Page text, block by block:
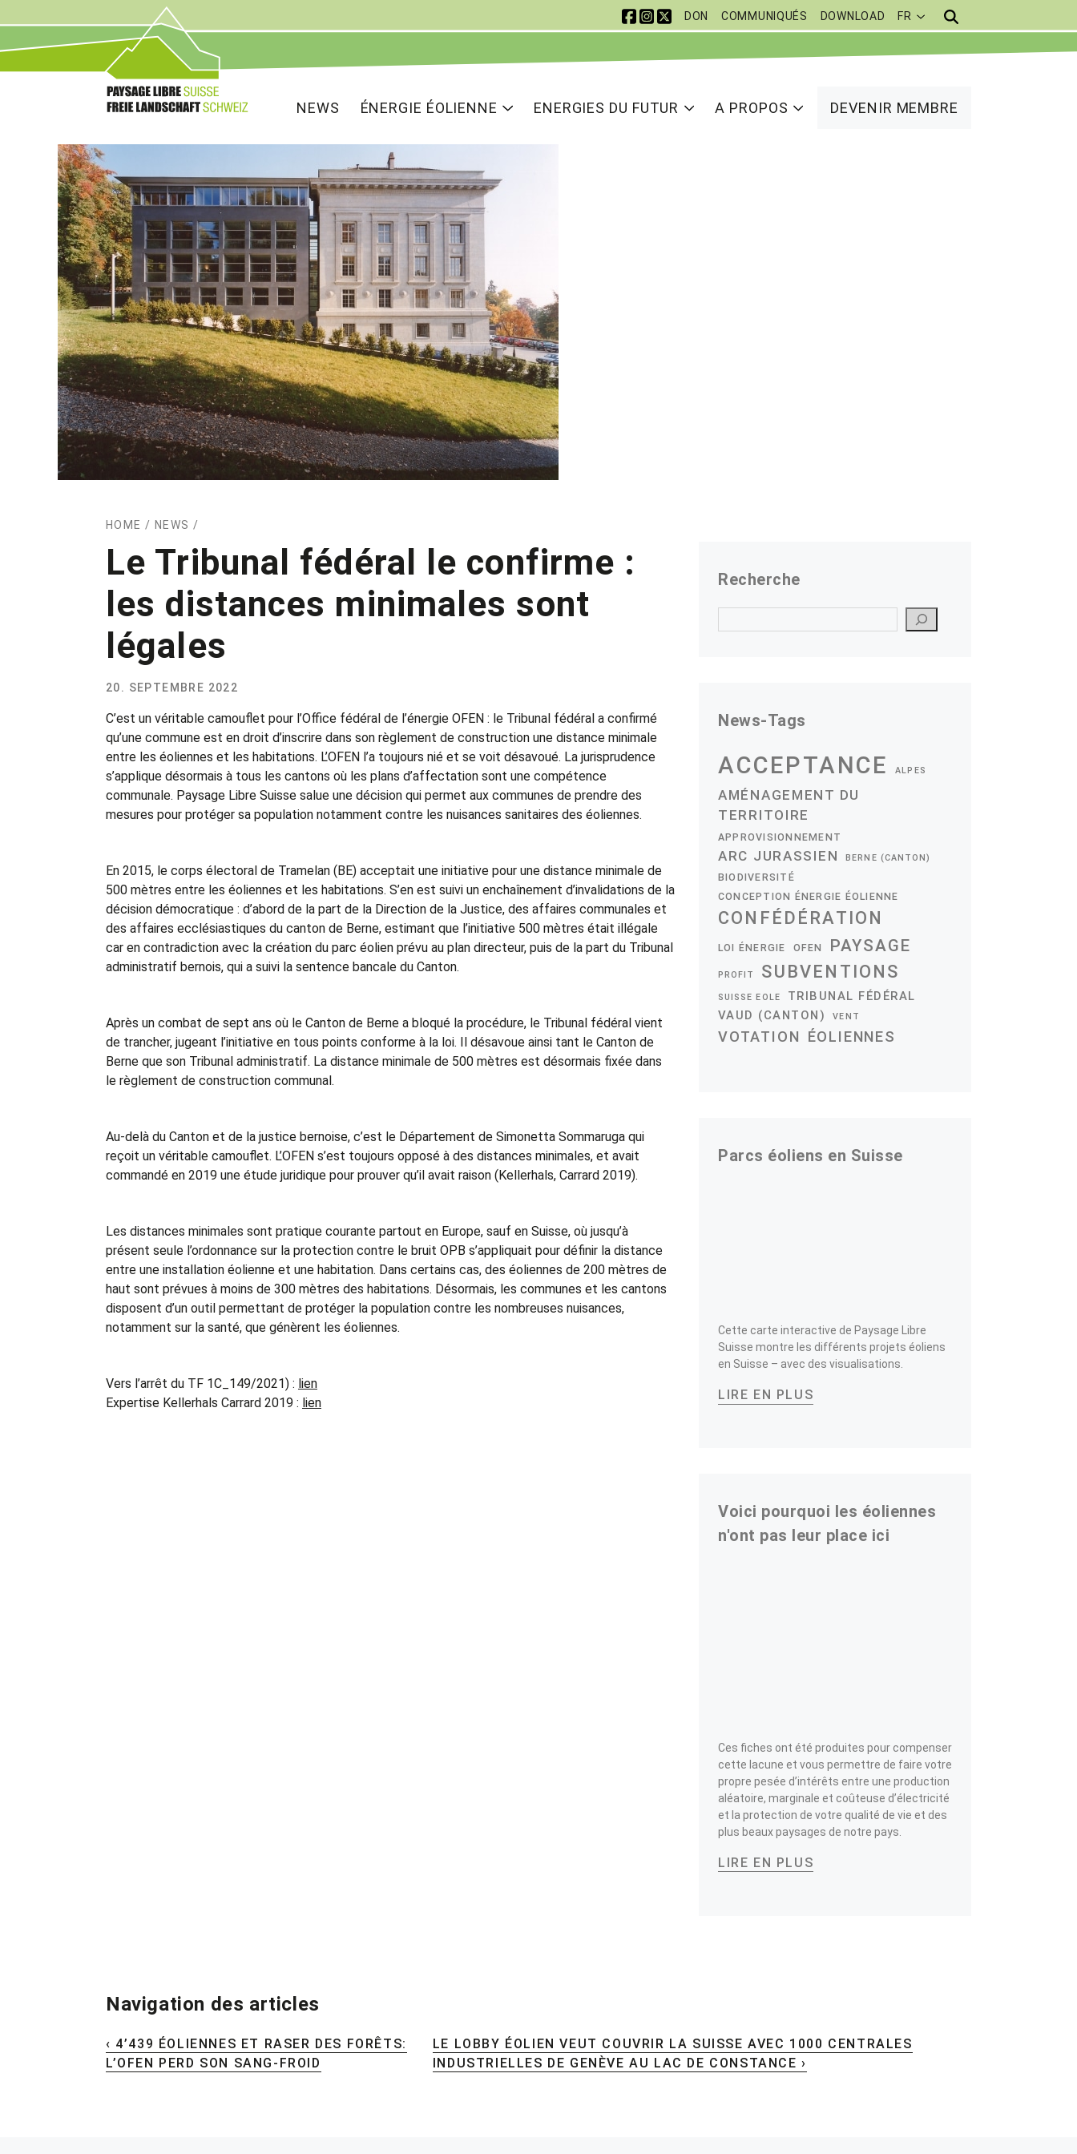
Service Navigation DON COMMUNIQUÉS DOWNLOAD FR
NEWS ÉNERGIE ÉOLIENNE ENERGIES DU FUTUR A PROPOS DEVENIR MEMBRE
HOME / NEWS /
Le Tribunal fédéral le confirme :
les distances minimales sont
légales
20. SEPTEMBRE 2022
C’est un véritable camouflet pour l’Office fédéral de l’énergie OFEN : le Tribunal fédéral a confirmé
qu’une commune est en droit d’inscrire dans son règlement de construction une distance minimale
entre les éoliennes et les habitations. L’OFEN l’a toujours nié et se voit désavoué. La jurisprudence
s’applique désormais à tous les cantons où les plans d’affectation sont une compétence
communale. Paysage Libre Suisse salue une décision qui permet aux communes de prendre des
mesures pour protéger sa population notamment contre les nuisances sanitaires des éoliennes.
En 2015, le corps électoral de Tramelan (BE) acceptait une initiative pour une distance minimale de
500 mètres entre les éoliennes et les habitations. S’en est suivi un enchaînement d’invalidations de la
décision démocratique : d’abord de la part de la Direction de la Justice, des affaires communales et
des affaires ecclésiastiques du canton de Berne, estimant que l’initiative 500 mètres était illégale
car en contradiction avec la création du parc éolien prévu au plan directeur, puis de la part du Tribunal
administratif bernois, qui a suivi la sentence bancale du Canton.
Après un combat de sept ans où le Canton de Berne a bloqué la procédure, le Tribunal fédéral vient
de trancher, jugeant l’initiative en tous points conforme à la loi. Il désavoue ainsi tant le Canton de
Berne que son Tribunal administratif. La distance minimale de 500 mètres est désormais fixée dans
le règlement de construction communal.
Au-delà du Canton et de la justice bernoise, c’est le Département de Simonetta Sommaruga qui
reçoit un véritable camouflet. L’OFEN s’est toujours opposé à des distances minimales, et avait
commandé en 2019 une étude juridique pour prouver qu’il avait raison (Kellerhals, Carrard 2019).
Les distances minimales sont pratique courante partout en Europe, sauf en Suisse, où jusqu’à
présent seule l’ordonnance sur la protection contre le bruit OPB s’appliquait pour définir la distance
entre une installation éolienne et une habitation. Dans certains cas, des éoliennes de 200 mètres de
haut sont prévues à moins de 300 mètres des habitations. Désormais, les communes et les cantons
disposent d’un outil permettant de protéger la population contre les nombreuses nuisances,
notamment sur la santé, que génèrent les éoliennes.
Vers l’arrêt du TF 1C_149/2021) : lien
Expertise Kellerhals Carrard 2019 : lien
Recherche
News-Tags
ACCEPTANCE ALPES
AMÉNAGEMENT DU
TERRITOIRE
APPROVISIONNEMENT
ARC JURASSIEN BERNE (CANTON)
BIODIVERSITÉ
CONCEPTION ÉNERGIE ÉOLIENNE
CONFÉDÉRATION
LOI ÉNERGIE OFEN PAYSAGE
PROFIT SUBVENTIONS
SUISSE EOLE
TRIBUNAL FÉDÉRAL
VAUD (CANTON)
VENT
VOTATION ÉOLIENNES
Parcs éoliens en Suisse
Cette carte interactive de Paysage Libre
Suisse montre les différents projets éoliens
en Suisse – avec des visualisations.
LIRE EN PLUS
Voici pourquoi les éoliennes
n'ont pas leur place ici
Ces fiches ont été produites pour compenser
cette lacune et vous permettre de faire votre
propre pesée d’intérêts entre une production
aléatoire, marginale et coûteuse d’électricité
et la protection de votre qualité de vie et des
plus beaux paysages de notre pays.
LIRE EN PLUS
Navigation des articles
‹ 4’439 ÉOLIENNES ET RASER DES FORÊTS:
L’OFEN PERD SON SANG-FROID
LE LOBBY ÉOLIEN VEUT COUVRIR LA SUISSE AVEC 1000 CENTRALES
INDUSTRIELLES DE GENÈVE AU LAC DE CONSTANCE ›